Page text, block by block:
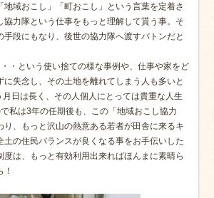
地域おこし」「町おこし」という言葉を定着さ
協力隊という仕事をもっと理解して貰う事。そ
手段にもなり、後世の協力隊へ渡すバトンだと
・という使い捨ての様な事例や、仕事や家をど
に失念し、その土地を離れてしまう人も多いと
日は長く、その人個人にとっては貴重な人生
私は3年の任期後も、この「地域おこし協力
り、もっと沢山の熱意ある若者が田舎に来るキ
土の住民バランスが良くなる事をお手伝いした
度は、もっと有効利用出来ればほんまに素晴ら